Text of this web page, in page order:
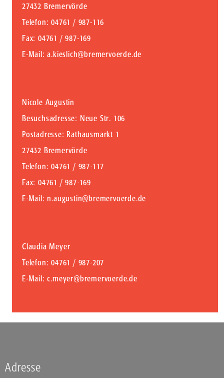
27432 Bremervörde
Telefon: 04761 / 987-116
Fax: 04761 / 987-169
E-Mail:a.kieslich@bremervoerde.de
Nicole Augustin
Besuchsadresse: Neue Str. 106
Postadresse: Rathausmarkt 1
27432 Bremervörde
Telefon: 04761 / 987-117
Fax: 04761 / 987-169
E-Mail:n.augustin@bremervoerde.de
Claudia Meyer
Telefon: 04761 / 987-207
E-Mail:c.meyer@bremervoerde.de
Adresse